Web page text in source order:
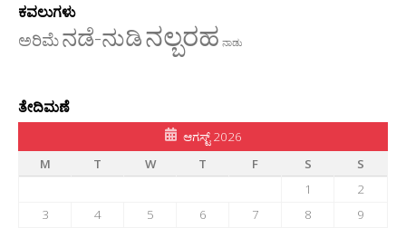
ಕವಲುಗಳು
ಅರಿಮೆನಡೆ-ನುಡಿನಲ್ಬರಹ ನಾಡು
ತೇದಿಮಣೆ
ಆಗಸ್ಟ್ 2026
M
T W T F S
S
1
2
3
4 5 6 7 8
9